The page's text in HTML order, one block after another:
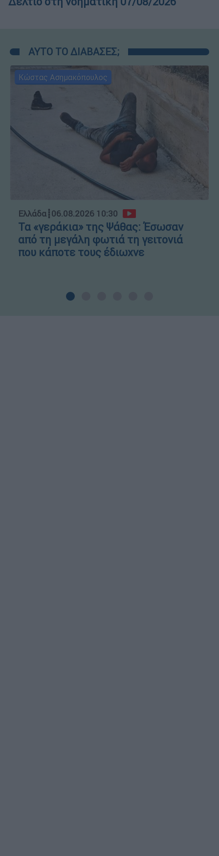
ΑΥΤΟ ΤΟ ΔΙΑΒΑΣΕΣ;
Κώστας Ασημακόπουλος
Ελλάδα┋06.08.2026 10:30
Τα «γεράκια» της Ψάθας: Έσωσαν
από τη μεγάλη φωτιά τη γειτονιά
που κάποτε τους έδιωχνε